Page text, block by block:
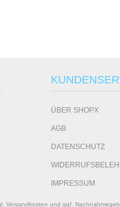
ÜBER SHOPX
AGB
DATENSCHUTZ
IMPRESSUM
Versandkosten und ggf.